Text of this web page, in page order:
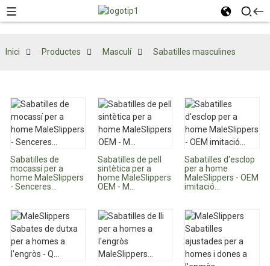
Inici Productes Masculí Sabatilles masculines
Sabatilles de
mocassí per a
home MaleSlippers
- Senceres...
Sabatilles de pell
sintètica per a
home MaleSlippers
OEM - M...
Sabatilles d'esclop
per a home
MaleSlippers - OEM
imitació...